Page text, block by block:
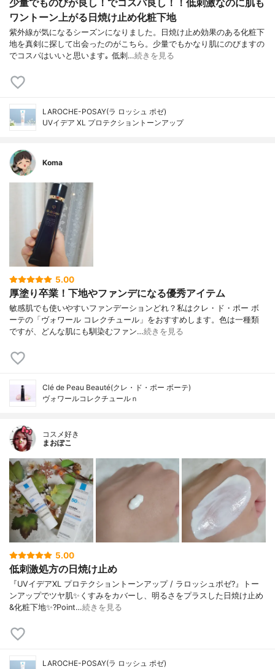
ワントーン上がる日焼け止め化粧下地
紫外線が気になるシーズンになりました。日焼け止め効果のある化粧下
地を真剣に探して出会ったのがこちら。少量でもかなり肌にのびますの
でコスパはいいと思います｡ 低刺…続きを見る
LAROCHE-POSAY(ラ ロッシュ ポゼ)
UVイデア XL プロテクショントーンアップ
Koma
5.00
厚塗り卒業！下地やファンデになる優秀アイテム
敏感肌でも使いやすいファンデーションどれ？私はクレ・ド・ポー ボ
ーテの「ヴォワール コレクチュール」をおすすめします。色は一種類
ですが、どんな肌にも馴染むファン…続きを見る
Clé de Peau Beauté(クレ・ド・ポー ボーテ)
ヴォワールコレクチュールｎ
コスメ好き
まおぽこ
5.00
低刺激処方の日焼け止め
『UVイデアXL プロテクショントーンアップ / ラロッシュポゼ?』トー
ンアップでツヤ肌✨くすみをカバーし、明るさをプラスした日焼け止め
&化粧下地✨?Point…続きを見る
LAROCHE-POSAY(ラ ロッシュ ポゼ)